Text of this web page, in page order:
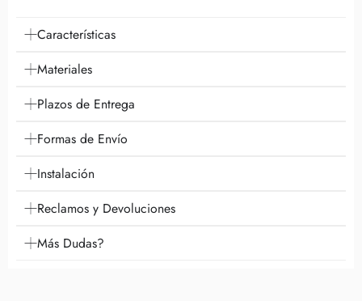
Características
Materiales
Plazos de Entrega
Formas de Envío
Instalación
Reclamos y Devoluciones
Más Dudas?